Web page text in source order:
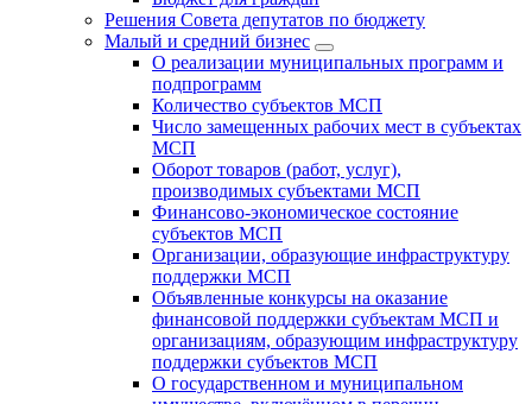
Решения Совета депутатов по бюджету
Малый и средний бизнес
О реализации муниципальных программ и
подпрограмм
Количество субъектов МСП
Число замещенных рабочих мест в субъектах
МСП
Оборот товаров (работ, услуг),
производимых субъектами МСП
Финансово-экономическое состояние
субъектов МСП
Организации, образующие инфраструктуру
поддержки МСП
Объявленные конкурсы на оказание
финансовой поддержки субъектам МСП и
организациям, образующим инфраструктуру
поддержки субъектов МСП
О государственном и муниципальном